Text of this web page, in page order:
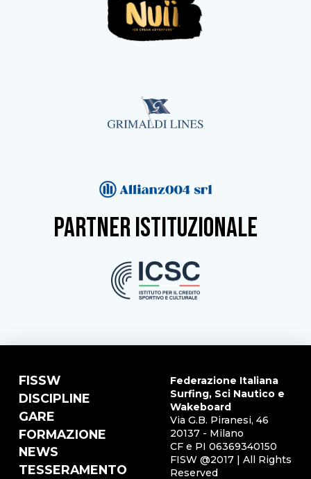
partner istituzionale
FISSW
DISCIPLINE
GARE
FORMAZIONE
NEWS
TESSERAMENTO
Federazione Italiana
Surfing, Sci Nautico e
Wakeboard
Via G.B. Piranesi, 46
20137 - Milano
CF e PI 06369340150
FISW @2017 | All Rights
Reserved